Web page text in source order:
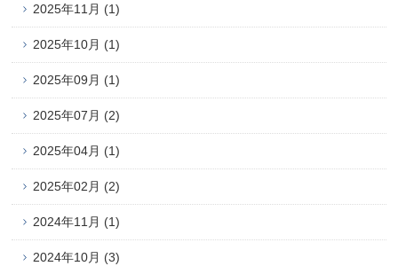
2025年11月 (1)
2025年10月 (1)
2025年09月 (1)
2025年07月 (2)
2025年04月 (1)
2025年02月 (2)
2024年11月 (1)
2024年10月 (3)